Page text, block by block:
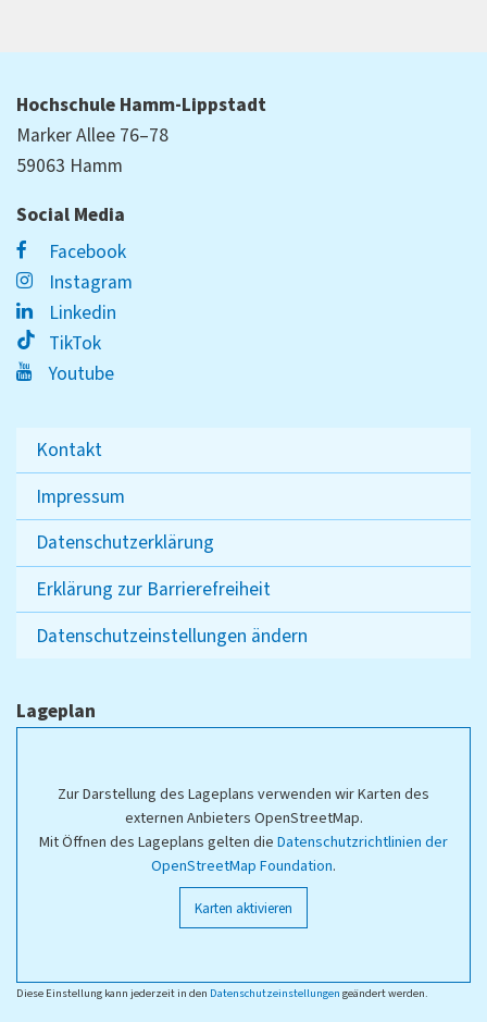
Hochschule Hamm-Lippstadt
Marker Allee 76–78
59063 Hamm
Social Media
Facebook
Instagram
Linkedin
TikTok
Youtube
Kontakt
Impressum
Datenschutzerklärung
Erklärung zur Barrierefreiheit
Datenschutzeinstellungen ändern
Lageplan
Zur Darstellung des Lageplans verwenden wir Karten des
externen Anbieters OpenStreetMap.
Mit Öffnen des Lageplans gelten die Datenschutzrichtlinien der
OpenStreetMap Foundation.
Karten aktivieren
Diese Einstellung kann jederzeit in den Datenschutzeinstellungen geändert werden.